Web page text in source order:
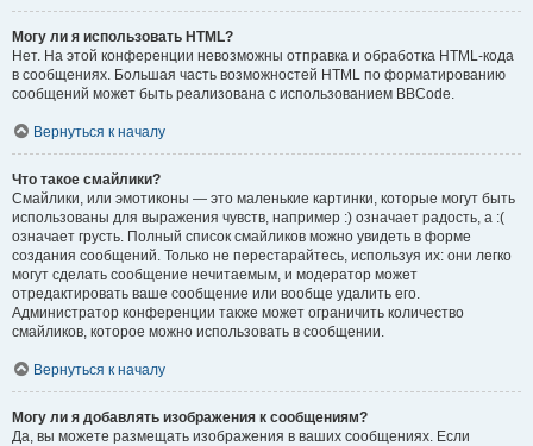
Могу ли я использовать HTML?
Нет. На этой конференции невозможны отправка и обработка HTML-кода
в сообщениях. Большая часть возможностей HTML по форматированию
сообщений может быть реализована с использованием BBCode.
Вернуться к началу
Что такое смайлики?
Смайлики, или эмотиконы — это маленькие картинки, которые могут быть
использованы для выражения чувств, например :) означает радость, а :(
означает грусть. Полный список смайликов можно увидеть в форме
создания сообщений. Только не перестарайтесь, используя их: они легко
могут сделать сообщение нечитаемым, и модератор может
отредактировать ваше сообщение или вообще удалить его.
Администратор конференции также может ограничить количество
смайликов, которое можно использовать в сообщении.
Вернуться к началу
Могу ли я добавлять изображения к сообщениям?
Да, вы можете размещать изображения в ваших сообщениях. Если